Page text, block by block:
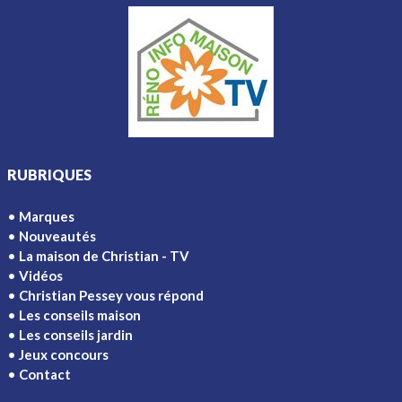
RUBRIQUES
Marques
Nouveautés
La maison de Christian - TV
Vidéos
Christian Pessey vous répond
Les conseils maison
Les conseils jardin
Jeux concours
Contact